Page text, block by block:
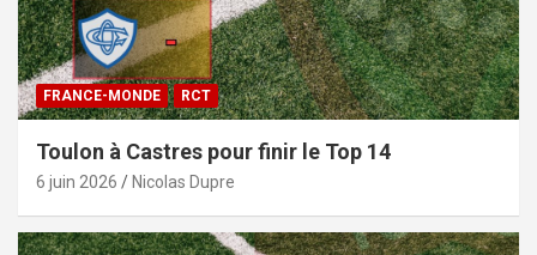
FRANCE-MONDE RCT
Toulon à Castres pour finir le Top 14
6 juin 2026 Nicolas Dupre